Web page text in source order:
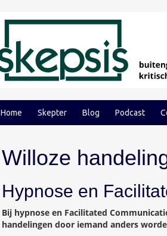
Home Skepter Blog Podcast
Willoze
Hypnose en
Bij hypnose en Facilitated
handelingen door iemand anders